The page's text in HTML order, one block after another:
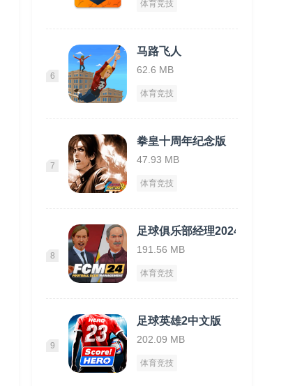
体育竞技
6
马路飞人
62.6 MB
体育竞技
7
拳皇十周年纪念版
47.93 MB
体育竞技
8
足球俱乐部经理2024
191.56 MB
体育竞技
9
足球英雄2中文版
202.09 MB
体育竞技